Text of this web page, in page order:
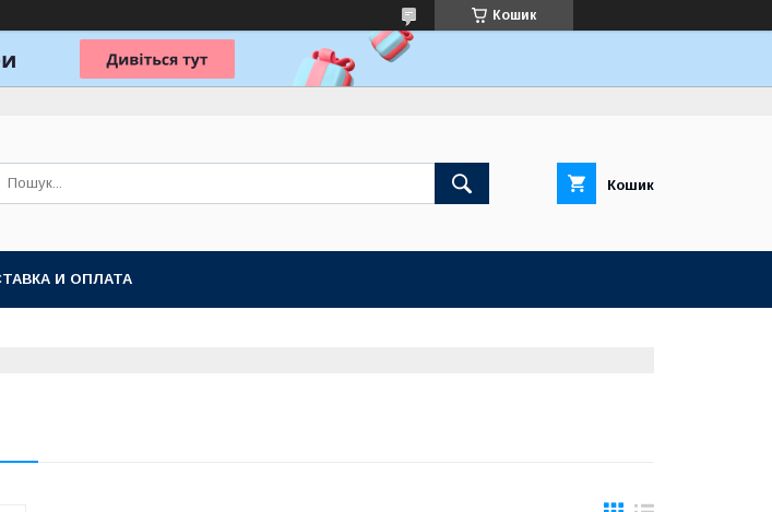
Кошик
Кошик
И ОПЛАТА